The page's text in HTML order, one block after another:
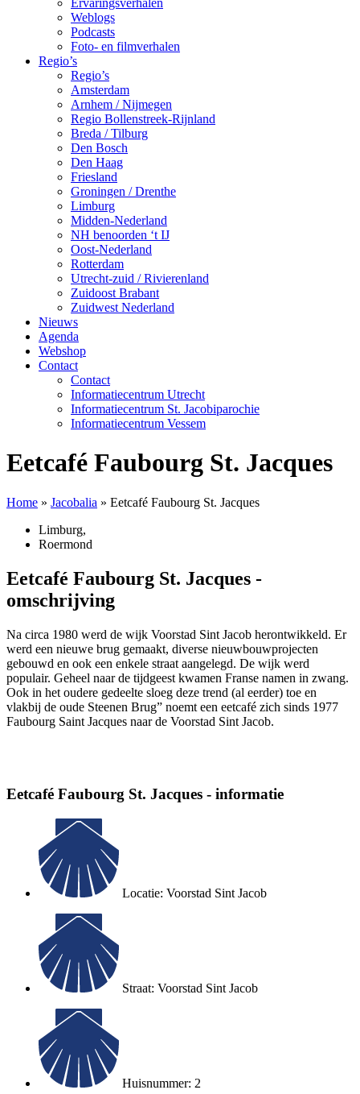
Ervaringsverhalen
Weblogs
Podcasts
Foto- en filmverhalen
Regio’s
Regio’s
Amsterdam
Arnhem / Nijmegen
Regio Bollenstreek-Rijnland
Breda / Tilburg
Den Bosch
Den Haag
Friesland
Groningen / Drenthe
Limburg
Midden-Nederland
NH benoorden ‘t IJ
Oost-Nederland
Rotterdam
Utrecht-zuid / Rivierenland
Zuidoost Brabant
Zuidwest Nederland
Nieuws
Agenda
Webshop
Contact
Contact
Informatiecentrum Utrecht
Informatiecentrum St. Jacobiparochie
Informatiecentrum Vessem
Eetcafé Faubourg St. Jacques
Home » Jacobalia » Eetcafé Faubourg St. Jacques
Limburg,
Roermond
Eetcafé Faubourg St. Jacques -
omschrijving
Na circa 1980 werd de wijk Voorstad Sint Jacob herontwikkeld. Er
werd een nieuwe brug gemaakt, diverse nieuwbouwprojecten
gebouwd en ook een enkele straat aangelegd. De wijk werd
populair. Geheel naar de tijdgeest kwamen Franse namen in zwang.
Ook in het oudere gedeelte sloeg deze trend (al eerder) toe en
vlakbij de oude Steenen Brug” noemt een eetcafé zich sinds 1977
Faubourg Saint Jacques naar de Voorstad Sint Jacob.
Eetcafé Faubourg St. Jacques - informatie
Locatie: Voorstad Sint Jacob
Straat: Voorstad Sint Jacob
Huisnummer: 2